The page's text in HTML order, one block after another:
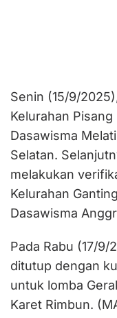
Senin (15/9/
Kelurahan
Dasawisma
Selatan.
melakukan
Kelurahan
Dasawisma
Pada Rabu (17/
ditutup dengan
untuk lomba
Karet Rimbun.